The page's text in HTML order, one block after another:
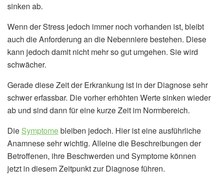
sinken ab.
Wenn der Stress jedoch immer noch vorhanden ist, bleibt
auch die Anforderung an die Nebenniere bestehen. Diese
kann jedoch damit nicht mehr so gut umgehen. Sie wird
schwächer.
Gerade diese Zeit der Erkrankung ist in der Diagnose sehr
schwer erfassbar. Die vorher erhöhten Werte sinken wieder
ab und sind dann für eine kurze Zeit im Normbereich.
Die Symptomebleiben jedoch. Hier ist eine ausführliche
Anamnese sehr wichtig. Alleine die Beschreibungen der
Betroffenen, ihre Beschwerden und Symptome können
jetzt in diesem Zeitpunkt zur Diagnose führen.